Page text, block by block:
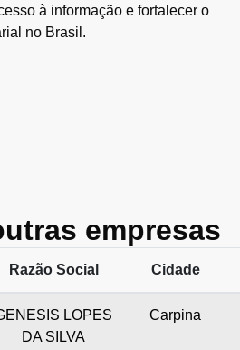
à informação e fortalecer o
no Brasil.
empresas
Razão Social Cidade
LOPES
DA SILVA
Carpina